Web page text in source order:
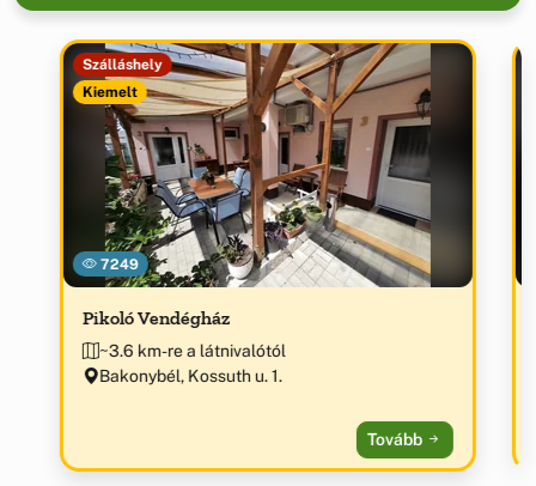
7249
Szálláshely
Kiemelt
Pikoló Vendégház
~3.6 km-re a látnivalótól
Bakonybél, Kossuth u. 1.
Tovább